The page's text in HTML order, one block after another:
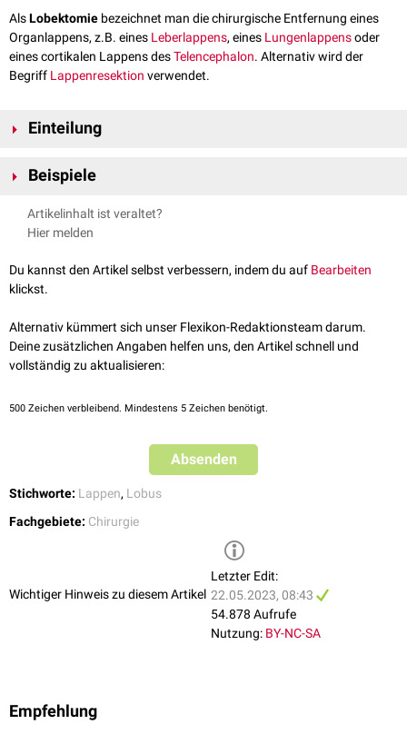
AlsLobektomie bezeichnet man die chirurgische Entfernung eines
Organlappens, z.B. eines Leberlappens, eines Lungenlappensoder
eines cortikalen Lappens desTelencephalon. Alternativ wird der
Begriff Lappenresektion verwendet.
Einteilung
Bilobektomie: Entfernung von 2 Lappen
Beispiele
Lobektomie (Leber)
Lobektomie (Lunge)
Artikelinhalt ist veraltet?
Hier melden
Du kannst den Artikel selbst verbessern, indem du auf Bearbeiten
klickst.
Alternativ kümmert sich unser Flexikon-Redaktionsteam darum.
Deine zusätzlichen Angaben helfen uns, den Artikel schnell und
vollständig zu aktualisieren:
500 Zeichen verbleibend. Mindestens 5 Zeichen benötigt.
Absenden
Stichworte: Lappen, Lobus
Fachgebiete: Chirurgie
Wichtiger Hinweis zu diesem Artikel
Letzter Edit:
22.05.2023, 08:43
54.878 Aufrufe
Nutzung: BY-NC-SA
Empfehlung